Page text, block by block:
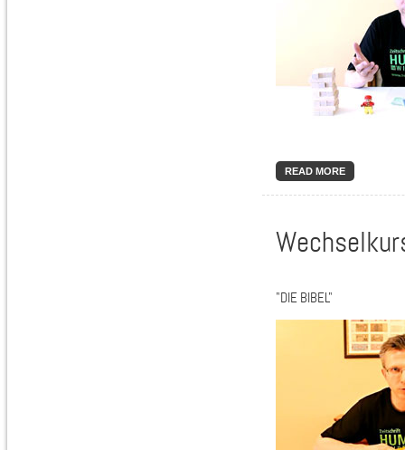
READ MORE
"DIE BIBEL"